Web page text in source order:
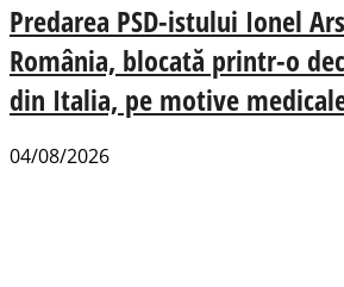
Predarea PSD-istului Ionel
România, blocată printr-o
din Italia, pe motive
04/08/2026